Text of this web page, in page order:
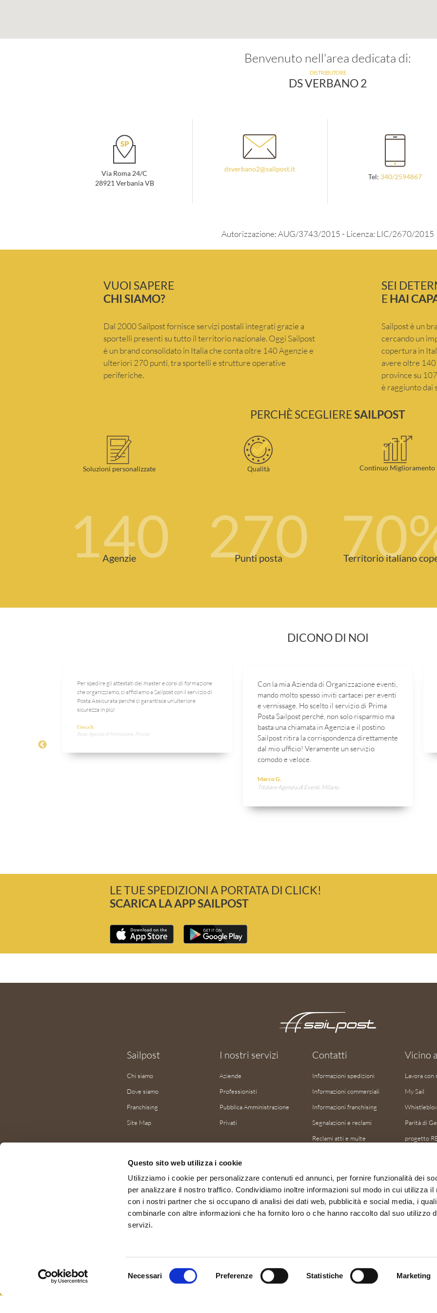
Questo sito web utilizza i cookie
Utilizziamo i cookie per personalizzare contenuti ed annunci, per fornire funzionalità dei
per analizzare il nostro traffico. Condividiamo inoltre informazioni sul modo in cui utilizza il
con i nostri partner che si occupano di analisi dei dati web, pubblicità e social media, i
combinarle con altre informazioni che ha fornito loro o che hanno raccolto dal suo utilizzo
servizi.
Necessari Preferenze Statistiche Marketing
Benvenuto nell'area dedicata di:
DISTRIBUTORE
DS VERBANO 2
Via Roma 24/C
28921 Verbania VB
dsverbano2@sailpost.it
Tel: 340/2594867
Autorizzazione: AUG/3743/2015 - Licenza: LIC/2670/2015
VUOI SAPERE
CHI SIAMO?
Dal 2000 Sailpost fornisce servizi postali integrati grazie a
sportelli presenti su tutto il territorio nazionale. Oggi Sailpost
è un brand consolidato in Italia che conta oltre 140 Agenzie e
ulteriori 270 punti, tra sportelli e strutture operative
periferiche.
SEI
EHAI
Sailpost è un
cercando un
copertura in
avere oltre 140
province su
è raggiunto dai
PERCHÈ SCEGLIERESAILPOST
Soluzioni personalizzate Qualità Continuo Miglioramento
140
Agenzie 270
Punti posta 70
Territorio italiano
DICONO DI NOI
Per spedire gli attestati dei master e corsi di formazione
che organizziamo, ci affidiamo a Sailpost con il servizio di
Posta Assicurata perché ci garantisce un’ulteriore
sicurezza in più!
Elena B.
Resp. Agenzia di Formazione, Firenze
Con la mia Azienda di Organizzazione eventi,
mando molto spesso inviti cartacei per eventi
e vernissage. Ho scelto il servizio di Prima
Posta Sailpost perché, non solo risparmio ma
basta una chiamata in Agenzia e il postino
Sailpost ritira la corrispondenza direttamente
dal mio ufficio! Veramente un servizio
comodo e veloce.
Marco G.
Titolare Agenzia di Eventi, Milano
LE TUE SPEDIZIONI A PORTATA DI CLICK!
SCARICA LA APP SAILPOST
Sailpost
Chi siamo
Dove siamo
Franchising
Site Map
I nostri servizi
Aziende
Professionisti
Pubblica Amministrazione
Privati
Contatti
Informazioni spedizioni
Informazioni commerciali
Informazioni franchising
Segnalazioni e reclami
Reclami atti e multe
Vicino
Lavora con
My Sail
Parità di
progetto
progetto
progetto